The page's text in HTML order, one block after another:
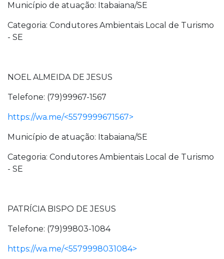
Município de atuação: Itabaiana/SE
Categoria: Condutores Ambientais Local de Turismo
- SE
NOEL ALMEIDA DE JESUS
Telefone: (79)99967-1567
https://wa.me/<5579999671567>
Município de atuação: Itabaiana/SE
Categoria: Condutores Ambientais Local de Turismo
- SE
PATRÍCIA BISPO DE JESUS
Telefone: (79)99803-1084
https://wa.me/<5579998031084>